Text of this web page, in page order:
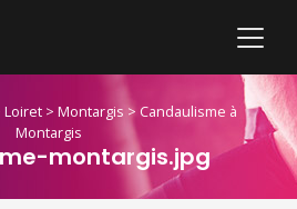
Loiret > Montargis > Candaulisme à
Montargis
montargis.jpg